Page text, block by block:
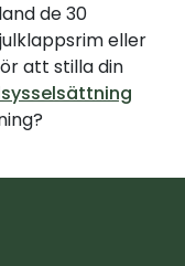
de 30
eller
att stilla din